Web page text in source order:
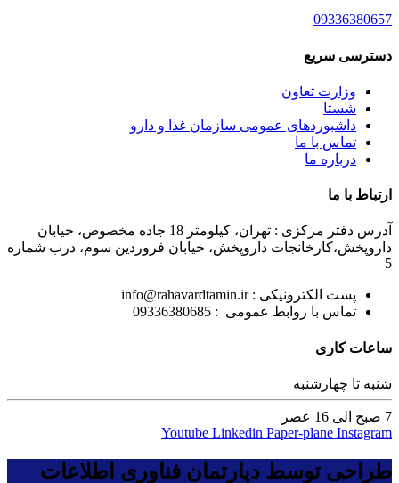
09336380657
دسترسی سریع
وزارت تعاون
شستا
داشبوردهای عمومی سازمان غذا و دارو
تماس با ما
درباره ما
ارتباط با ما
آدرس دفتر مرکزی : تهران، کیلومتر 18 جاده مخصوص، خیابان
داروپخش،کارخانجات داروپخش، خیابان فروردین سوم، درب شماره
5
پست الکترونیکی : info@rahavardtamin.ir
تماس با روابط عمومی : 09336380685
ساعات کاری
شنبه تا چهارشنبه
7 صبح الی 16 عصر
Youtube Linkedin Paper-plane Instagram
طراحی توسط دپارتمان فناوری اطلاعات